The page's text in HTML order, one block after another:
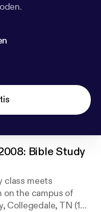
Bible Study
class meets
on the campus of
Collegedale, TN (18